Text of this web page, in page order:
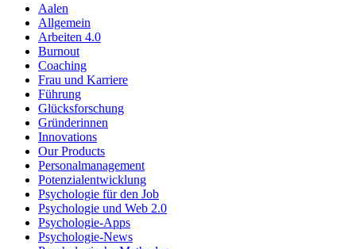
Aalen
Allgemein
Arbeiten 4.0
Burnout
Coaching
Frau und Karriere
Führung
Glücksforschung
Gründerinnen
Innovations
Our Products
Personalmanagement
Potenzialentwicklung
Psychologie für den Job
Psychologie und Web 2.0
Psychologie-Apps
Psychologie-News